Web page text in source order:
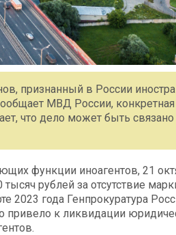
признанный в России
МВД России,
что дело может быть связано
функции иноагентов, 21
рублей за отсутствие
2023 года Генпрокуратура
привело к ликвидации